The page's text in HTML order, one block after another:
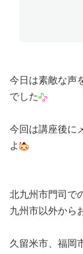
今日は素敵な声
でした
今回は講座後に
よ
北九州市門司で
九州市以外から
久留米市、福岡